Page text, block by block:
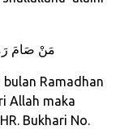
مَنْ صَامَ
Ramadhan
Allah maka
Bukhari No.